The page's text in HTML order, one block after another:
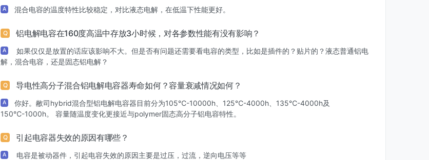
A 混合电容的温度特性比较稳定，对比液态电解，在低温下性能更好。
Q 铝电解电容在160度高温中存放3小时候，对各参数性能有没有影响？
A
如果仅仅是放置的话应该影响不大。但是否有问题还需要看电容的类型，比如是插件的？贴片的？液态普通铝电
解，混合电容，还是固态铝电解？
Q 导电性高分子混合铝电解电容器寿命如何？容量衰减情况如何？
A
你好。敝司hybrid混合型铝电解电容器目前分为105℃-10000h、125℃-4000h、135℃-4000h及
150℃-1000h。 容量随温度变化更接近与polymer固态高分子铝电容特性。
Q 引起电容器失效的原因有哪些？
A 电容是被动器件，引起电容失效的原因主要是过压，过流，逆向电压等等